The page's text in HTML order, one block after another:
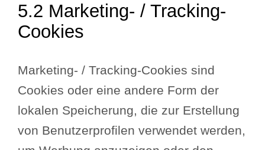
5.2 Marketing- / Tracking-
Cookies
Marketing- / Tracking-Cookies sind
Cookies oder eine andere Form der
lokalen Speicherung, die zur Erstellung
von Benutzerprofilen verwendet werden,